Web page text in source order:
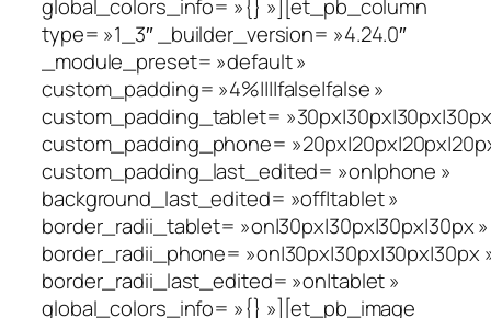
global_colors_info= »{} »][et_pb_column
type= »1_3″ _builder_version= »4.24.0″
_module_preset= »default »
custom_padding= »4%||||false|false »
custom_padding_tablet=
custom_padding_phone=
custom_padding_last_edited= »on|phone »
background_last_edited= »off|tablet »
border_radii_tablet= »on|30px|30px|30px|30px »
border_radii_phone= »on|30px|30px|30px|30px
border_radii_last_edited= »on|tablet »
global_colors_info= »{} »][et_pb_image